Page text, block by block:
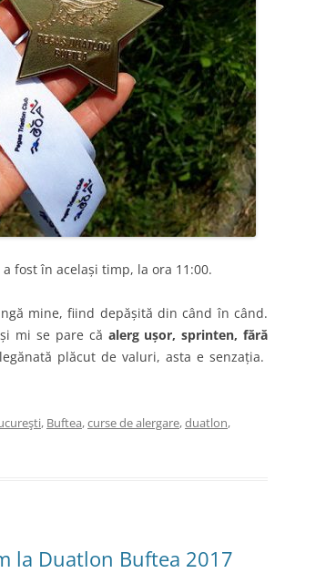
fost în același timp, la ora 11:00.
mine, fiind depășită din când în când.
mi se pare că alerg ușor, sprinten, fără
plăcut de valuri, asta e senzația.
, Buftea,curse de alergare,duatlon,
la Duatlon Buftea 2017